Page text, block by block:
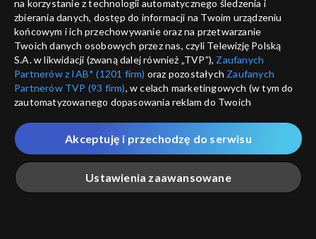
na korzystanie z technologii automatycznego śledzenia i
zbierania danych, dostęp do informacji na Twoim urządzeniu
końcowym i ich przechowywanie oraz na przetwarzanie
Twoich danych osobowych przez nas, czyli Telewizję Polską
S.A. w likwidacji (zwaną dalej również „TVP”), Zaufanych
Partnerów z IAB* (1201 firm) oraz pozostałych Zaufanych
Partnerów TVP (93 firm), w celach marketingowych (w tym do
zautomatyzowanego dopasowania reklam do Twoich
które wskazujemy poniżej, a także zgody na udostępnianie
przez nas identyfikatora PPID do Google.
Twoje dane osobowe zbierane podczas odwiedzania przez
Ciebie naszych
poszczególnych serwisówzwanych dalej
„Portalem”, w tym informacje zapisywane za pomocą
Ustawienia zaawansowane
Akceptuję i przechodzę do serwisu